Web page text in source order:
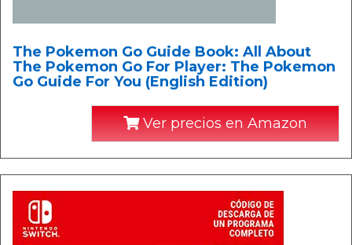
The Pokemon Go Guide Book: All About
The Pokemon Go For Player: The Pokemon
Go Guide For You (English Edition)
Ver precios en Amazon